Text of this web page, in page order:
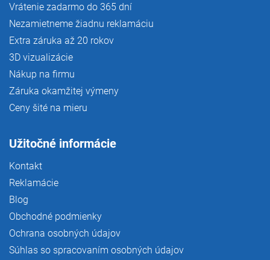
Vrátenie zadarmo do 365 dní
Nezamietneme žiadnu reklamáciu
Extra záruka až 20 rokov
3D vizualizácie
Nákup na firmu
Záruka okamžitej výmeny
Ceny šité na mieru
Užitočné informácie
Kontakt
Reklamácie
Blog
Obchodné podmienky
Ochrana osobných údajov
Súhlas so spracovaním osobných údajov